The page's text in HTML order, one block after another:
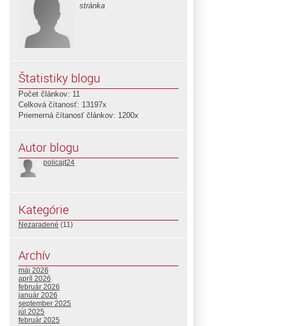
stránka
Štatistiky blogu
Počet článkov: 11
Celková čítanosť: 13197x
Priemerná čítanosť článkov: 1200x
Autor blogu
policajt24
Kategórie
Nezaradené (11)
Archív
máj 2026
apríl 2026
február 2026
január 2026
september 2025
júl 2025
február 2025